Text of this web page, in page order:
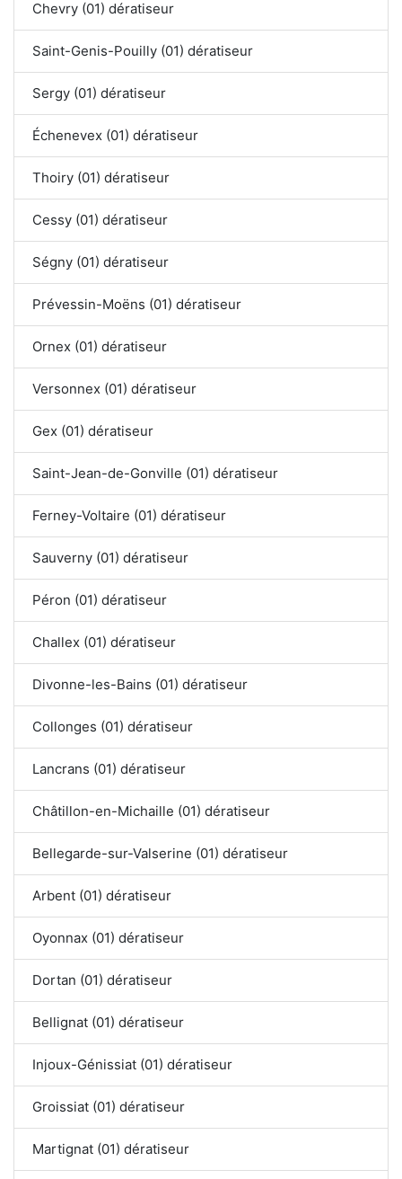
Chevry (01) dératiseur
Saint-Genis-Pouilly (01) dératiseur
Sergy (01) dératiseur
Échenevex (01) dératiseur
Thoiry (01) dératiseur
Cessy (01) dératiseur
Ségny (01) dératiseur
Prévessin-Moëns (01) dératiseur
Ornex (01) dératiseur
Versonnex (01) dératiseur
Gex (01) dératiseur
Saint-Jean-de-Gonville (01) dératiseur
Ferney-Voltaire (01) dératiseur
Sauverny (01) dératiseur
Péron (01) dératiseur
Challex (01) dératiseur
Divonne-les-Bains (01) dératiseur
Collonges (01) dératiseur
Lancrans (01) dératiseur
Châtillon-en-Michaille (01) dératiseur
Bellegarde-sur-Valserine (01) dératiseur
Arbent (01) dératiseur
Oyonnax (01) dératiseur
Dortan (01) dératiseur
Bellignat (01) dératiseur
Injoux-Génissiat (01) dératiseur
Groissiat (01) dératiseur
Martignat (01) dératiseur